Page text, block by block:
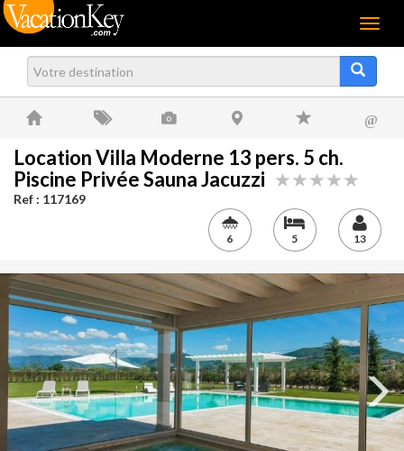
Menu
@
Location Villa Moderne 13 pers. 5 ch.
Piscine Privée Sauna Jacuzzi
Ref : 117169
6 5 13
Next